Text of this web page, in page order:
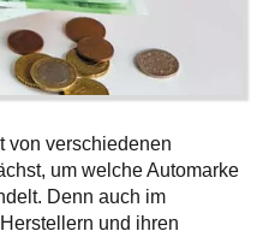
von verschiedenen
um welche Automarke
Denn auch im
und ihren